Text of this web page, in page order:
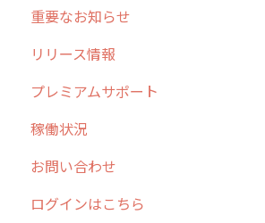
メンテナンス
外廻り営業
清掃
不動産
重要なお知らせ
過去の重要なお知らせ
障害情報
リリース情報
リリース
2026年のリリース情報
2025年のリリース情報
2024年のリリース情報
プレミアムサポート
稼働状況
お問い合わせ
ログインはこちら